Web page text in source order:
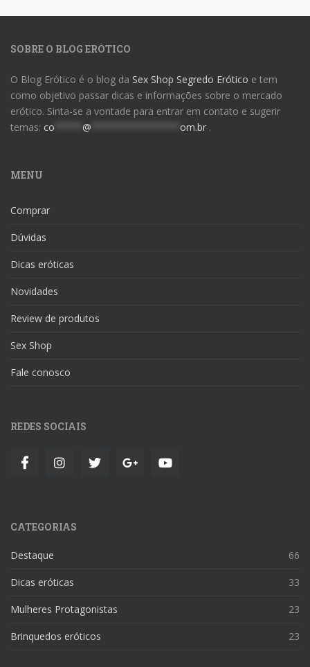
SOBRE O BLOG ERÓTICO
O Blog Erótico é o blog da Sex Shop Segredo Erótico e tem
como objetivo passar dicas e informações sobre o mercado
erótico. Sinta-se a vontade para entrar em contato e sugerir
temas: co @ om.br .
MENU
Comprar
Dúvidas
Dicas eróticas
Novidades
Review de produtos
Sex Shop
Fale conosco
REDES SOCIAIS
CATEGORIAS
Destaque 66
Dicas eróticas 33
Mulheres Protagonistas 23
Brinquedos eróticos 23